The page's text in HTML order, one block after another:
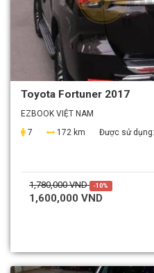
Toyota Fortuner 2017
EZBOOK VIỆT NAM
7
172 km Được sử dụng:
1,780,000 VND -10%
1,600,000 VND